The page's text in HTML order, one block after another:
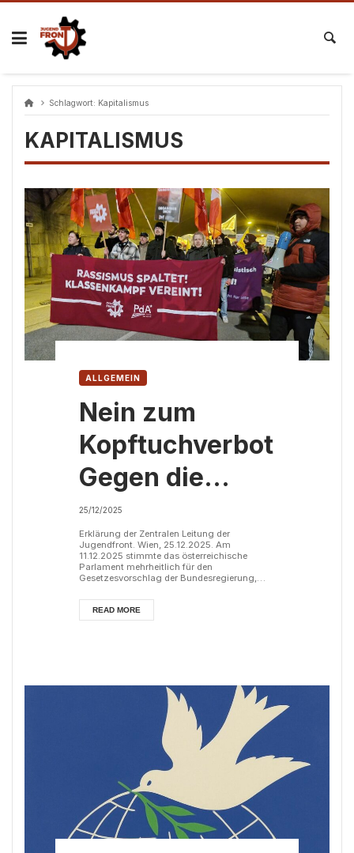
Skip
content
Schlagwort: Kapitalismus
KAPITALISMUS
ALLGEMEIN
Nein zum
Kopftuchverbot!
Gegen die
Spaltung
unserer Klasse.
25/12/2025
Erklärung der Zentralen Leitung der
Jugendfront. Wien, 25.12.2025. Am
11.12.2025 stimmte das österreichische
Parlament mehrheitlich für den
Gesetzesvorschlag der Bundesregierung,
Mädchen unter 14 Jahren zu verbieten. Es
handelt sich um den zweiten Anlauf, ein
derartiges Gesetz auf den Weg zu bringen,
READ MORE